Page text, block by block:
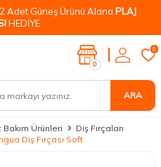
2 Adet Güneş Ürünü Alana PLAJ
HEDİYE
ARA
0
0
Bakım Ürünleri
Diş Fırçaları
Diş Fırçası Soft